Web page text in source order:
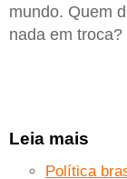
mundo. Quem
nada em troca?
Leia mais
Política